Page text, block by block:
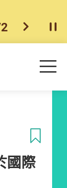
2 下一個開
目
國際